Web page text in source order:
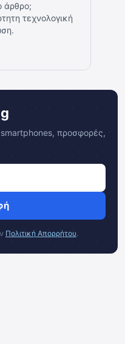
άρθρο;
τεχνολογική
προσφορές,
Πολιτική Απορρήτου.